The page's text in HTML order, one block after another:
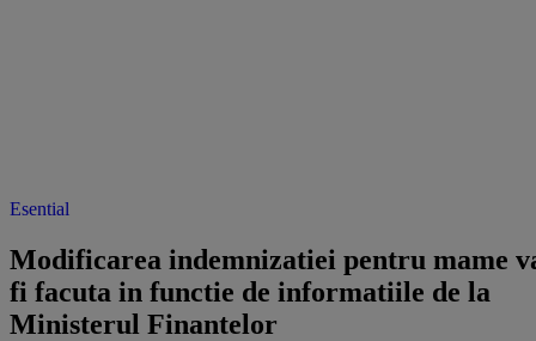
Esential
Modificarea indemnizatiei pentru mame
fi facuta in functie de informatiile de la
Ministerul Finantelor